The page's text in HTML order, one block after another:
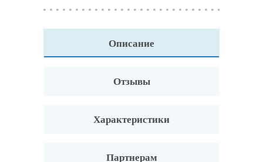
Описание
Отзывы
Характеристики
Партнерам